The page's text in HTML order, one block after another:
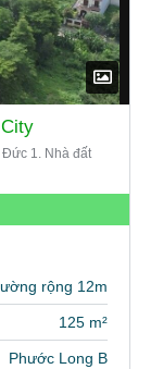
Đức 1. Nhà đất
rộng 12m
125 m²
Phước Long B